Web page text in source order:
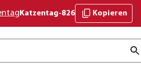
Katzentag-826 Kopieren